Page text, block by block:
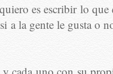
es escribir lo
a la gente le gusta o